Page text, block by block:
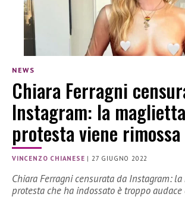
NEWS
Chiara Ferragni
Instagram: la
protesta viene rimossa
VINCENZO CHIANESE |27 GIUGNO 2022
Chiara Ferragni censurata da Instagram:
protesta che ha indossato è troppo audace